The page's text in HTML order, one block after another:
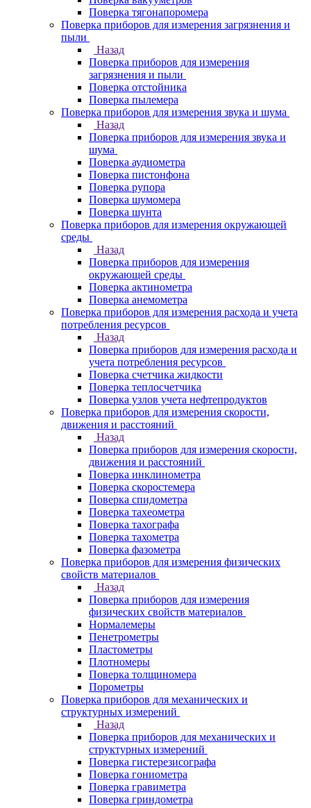
Поверка тягонапоромера
Поверка приборов для измерения загрязнения и
пыли
Назад
Поверка приборов для измерения
загрязнения и пыли
Поверка отстойника
Поверка пылемера
Поверка приборов для измерения звука и шума
Назад
Поверка приборов для измерения звука и
шума
Поверка аудиометра
Поверка пистонфона
Поверка рупора
Поверка шумомера
Поверка шунта
Поверка приборов для измерения окружающей
среды
Назад
Поверка приборов для измерения
окружающей среды
Поверка актинометра
Поверка анемометра
Поверка приборов для измерения расхода и учета
потребления ресурсов
Назад
Поверка приборов для измерения расхода и
учета потребления ресурсов
Поверка счетчика жидкости
Поверка теплосчетчика
Поверка узлов учета нефтепродуктов
Поверка приборов для измерения скорости,
движения и расстояний
Назад
Поверка приборов для измерения скорости,
движения и расстояний
Поверка инклинометра
Поверка скоростемера
Поверка спидометра
Поверка тахеометра
Поверка тахографа
Поверка тахометра
Поверка фазометра
Поверка приборов для измерения физических
свойств материалов
Назад
Поверка приборов для измерения
физических свойств материалов
Нормалемеры
Пенетрометры
Пластометры
Плотномеры
Поверка толщиномера
Порометры
Поверка приборов для механических и
структурных измерений
Назад
Поверка приборов для механических и
структурных измерений
Поверка гистерезисографа
Поверка гониометра
Поверка гравиметра
Поверка гриндометра